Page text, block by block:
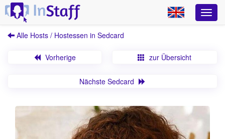
Alle Hosts / Hostessen in Sedcard
Vorherige zur Übersicht
Nächste Sedcard